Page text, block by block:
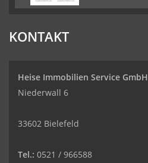
KONTAKT
Heise Immobilien Service GmbH
Niederwall 6
33602 Bielefeld
Tel.: 0521 / 966588